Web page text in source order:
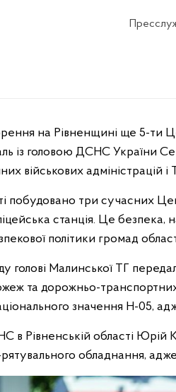
із головою ДСНС України
військових адміністрацій і
побудовано три сучасних
станція. Це
політики громад
голові Малинської ТГ
пожеж та дорожньо-
значення Н-05,
в Рівненській області
обладнання, адже